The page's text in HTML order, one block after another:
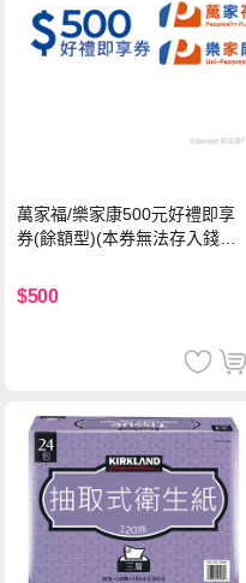
萬家福/樂家康500元好禮即享
券(餘額型)(本券無法存入錢包
$500